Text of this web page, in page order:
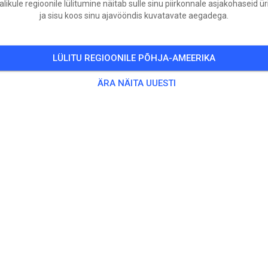
regioonile lülitumine näitab sulle sinu piirkonnale asjakohaseid
ja sisu koos sinu ajavööndis kuvatavate aegadega.
LÜLITU REGIOONILE PÕHJA-AMEERIKA
ÄRA NÄITA UUESTI